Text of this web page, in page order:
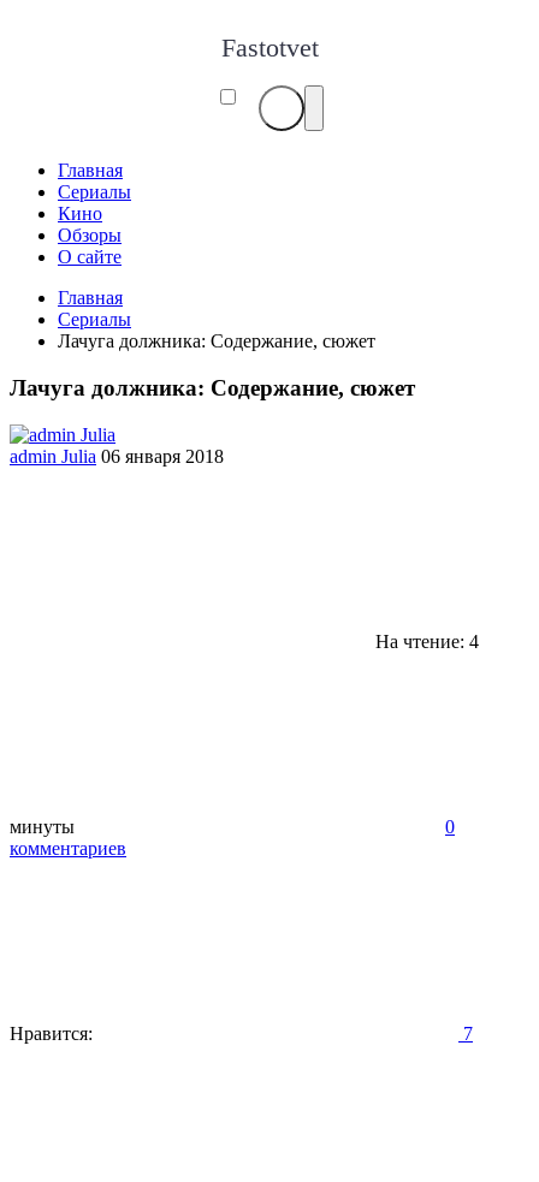
Fastotvet
Главная
Сериалы
Кино
Обзоры
О сайте
Главная
Сериалы
Лачуга должника: Содержание, сюжет
Лачуга должника: Содержание, сюжет
admin Julia 06 января 2018
На чтение: 4
минуты
0
комментариев
Нравится: 7